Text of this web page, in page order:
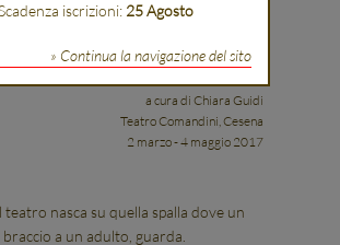
Giornate di puericultura teatrale
a cura di Chiara Guidi
Teatro Comandini, Cesena
2 marzo - 4 maggio 2017
teatro nasca su quella spalla dove un
a un adulto, guarda.
iscrizioni: 25 Agosto
» Continua la navigazione del sito